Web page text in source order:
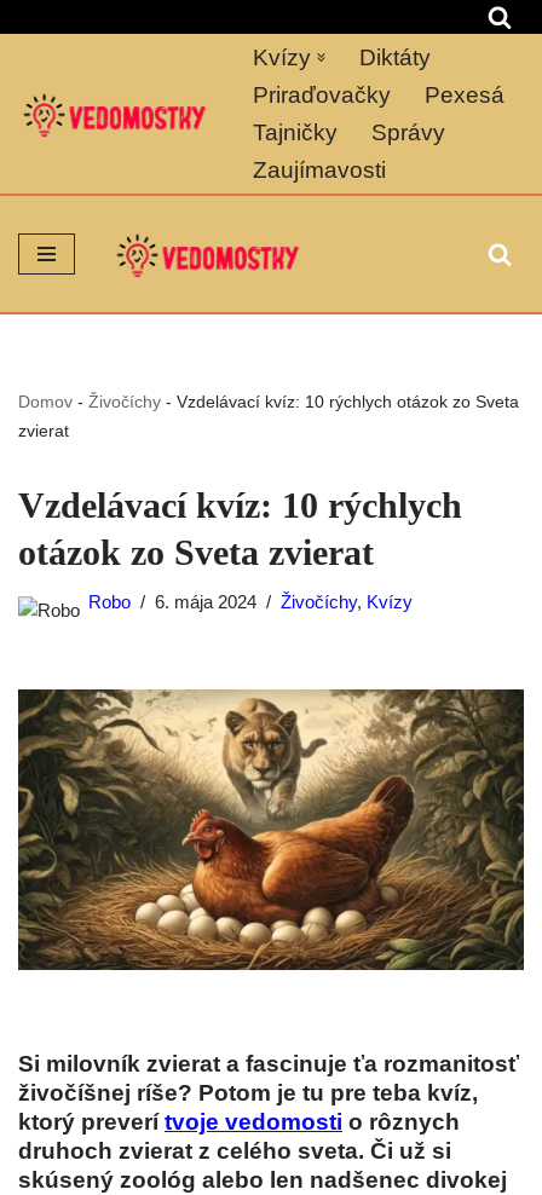
na
obsah
Kvízy
Diktáty
Priraďovačky
Pexesá
Tajničky
Správy
Zaujímavosti
Domov - Živočíchy - Vzdelávací kvíz: 10 rýchlych otázok zo Sveta
zvierat
Vzdelávací kvíz: 10 rýchlych
otázok zo Sveta zvierat
Robo 6. mája 2024 Živočíchy, Kvízy
Si milovník zvierat a fascinuje ťa rozmanitosť
živočíšnej ríše? Potom je tu pre teba kvíz,
ktorý preverítvoje vedomosti o rôznych
druhoch zvierat z celého sveta. Či už si
skúsený zoológ alebo len nadšenec divokej